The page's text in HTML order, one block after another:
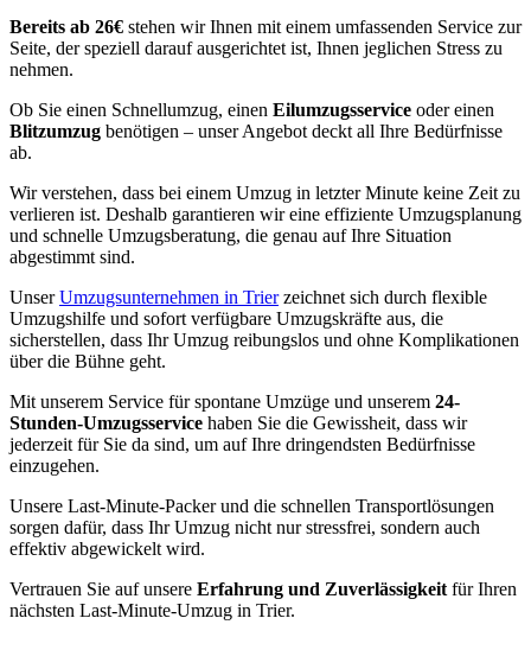
Bereits ab 26€ stehen wir Ihnen mit einem umfassenden Service zur
Seite, der speziell darauf ausgerichtet ist, Ihnen jeglichen Stress zu
nehmen.
Ob Sie einen Schnellumzug, einen Eilumzugsservice oder einen
Blitzumzug benötigen – unser Angebot deckt all Ihre Bedürfnisse
ab.
Wir verstehen, dass bei einem Umzug in letzter Minute keine Zeit zu
verlieren ist. Deshalb garantieren wir eine effiziente Umzugsplanung
und schnelle Umzugsberatung, die genau auf Ihre Situation
abgestimmt sind.
UnserUmzugsunternehmen in Trierzeichnet sich durch flexible
Umzugshilfe und sofort verfügbare Umzugskräfte aus, die
sicherstellen, dass Ihr Umzug reibungslos und ohne Komplikationen
über die Bühne geht.
Mit unserem Service für spontane Umzüge und unserem 24-
Stunden-Umzugsservice haben Sie die Gewissheit, dass wir
jederzeit für Sie da sind, um auf Ihre dringendsten Bedürfnisse
einzugehen.
Unsere Last-Minute-Packer und die schnellen Transportlösungen
sorgen dafür, dass Ihr Umzug nicht nur stressfrei, sondern auch
effektiv abgewickelt wird.
Vertrauen Sie auf unsere Erfahrung und Zuverlässigkeit für Ihren
nächsten Last-Minute-Umzug in Trier.